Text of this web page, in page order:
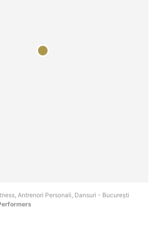
Antrenori Personali, Dansuri - Bucureşti